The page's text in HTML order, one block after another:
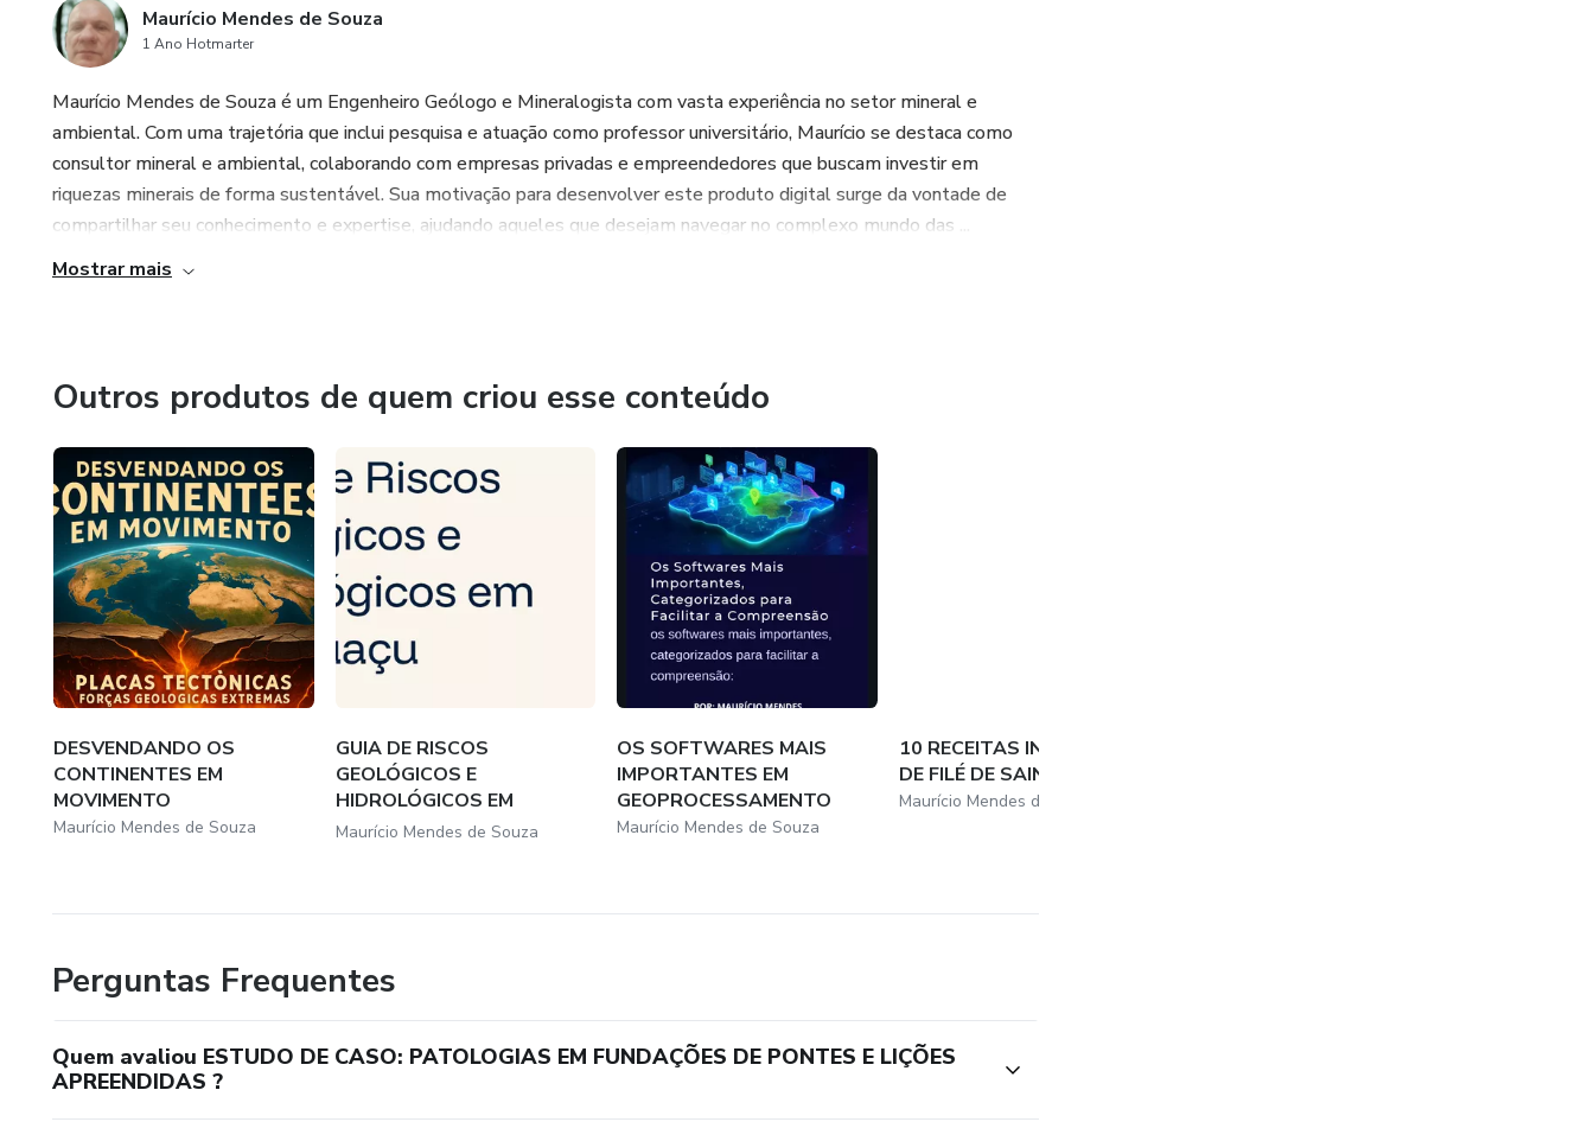
Maurício Mendes de Souza
1 Ano Hotmarter
Maurício Mendes de Souza é um Engenheiro Geólogo e Mineralogista com vasta experiência no setor mineral e
ambiental. Com uma trajetória que inclui pesquisa e atuação como professor universitário, Maurício se destaca como
consultor mineral e ambiental, colaborando com empresas privadas e empreendedores que buscam investir em
riquezas minerais de forma sustentável. Sua motivação para desenvolver este produto digital surge da vontade de
compartilhar seu conhecimento e expertise, ajudando aqueles que desejam navegar no complexo mundo das ...
Mostrar mais
Outros produtos de quem criou esse conteúdo
DESVENDANDO OS
CONTINENTES EM
MOVIMENTO
Maurício Mendes de Souza
GUIA DE RISCOS
GEOLÓGICOS E
HIDROLÓGICOS EM
MANHUAÇU.
Maurício Mendes de Souza
OS SOFTWARES MAIS
IMPORTANTES EM
GEOPROCESSAMENTO
Maurício Mendes de Souza
10 RECEITAS INOVADORAS
DE FILÉ DE SAINT PETER
Maurício Mendes de Souza
Perguntas Frequentes
Quem avaliou ESTUDO DE CASO: PATOLOGIAS EM FUNDAÇÕES DE PONTES E LIÇÕES
APREENDIDAS ?